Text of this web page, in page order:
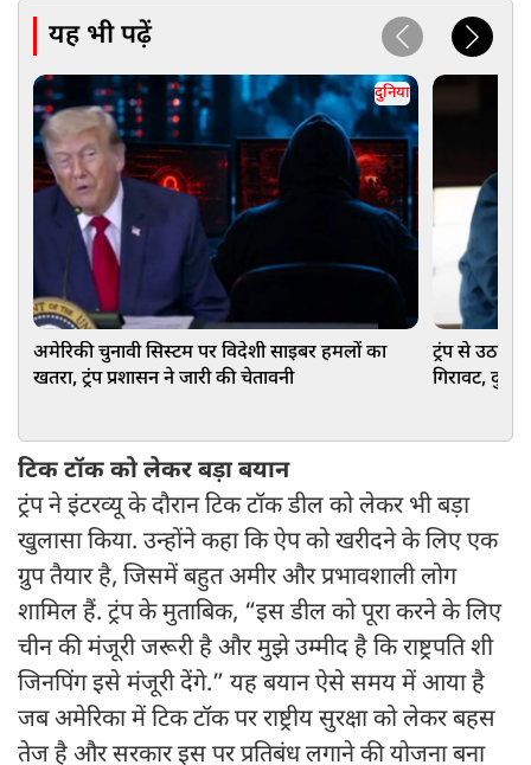
यह भी पढ़ें
दुनिया
अमेरिकी चुनावी सिस्टम पर विदेशी साइबर हमलों का
खतरा, ट्रंप प्रशासन ने जारी की चेतावनी
ट्रंप से उठा
गिरावट,
टिक टॉक को लेकर बड़ा बयान
ट्रंप ने इंटरव्यू के दौरान टिक टॉक डील को लेकर भी बड़ा
खुलासा किया. उन्होंने कहा कि ऐप को खरीदने के लिए एक
ग्रुप तैयार है, जिसमें बहुत अमीर और प्रभावशाली लोग
शामिल हैं. ट्रंप के मुताबिक, “इस डील को पूरा करने के लिए
चीन की मंजूरी जरूरी है और मुझे उम्मीद है कि राष्ट्रपति शी
जिनपिंग इसे मंजूरी देंगे.” यह बयान ऐसे समय में आया है
जब अमेरिका में टिक टॉक पर राष्ट्रीय सुरक्षा को लेकर बहस
तेज है और सरकार इस पर प्रतिबंध लगाने की योजना बना